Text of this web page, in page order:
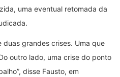
uma eventual retomada da
duas grandes crises. Uma que
outro lado, uma crise do ponto
disse Fausto, em